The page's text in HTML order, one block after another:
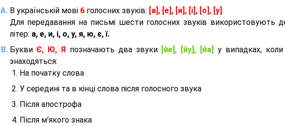
В українській мові 6голосних звуків: [а], [е], [и], [і], [о], [у] .
Для передавання на письмі шести голосних звуків використовують
літер: а, е, и, і, о, у, я, ю, є, ї.
Букви Є, Ю, Я позначають два звуки [йе], [йу], [йа]
у випадках,
знаходяться:
На початку слова
У середині та в кінці слова після голосного звука
Після апострофа
Після м'якого знака